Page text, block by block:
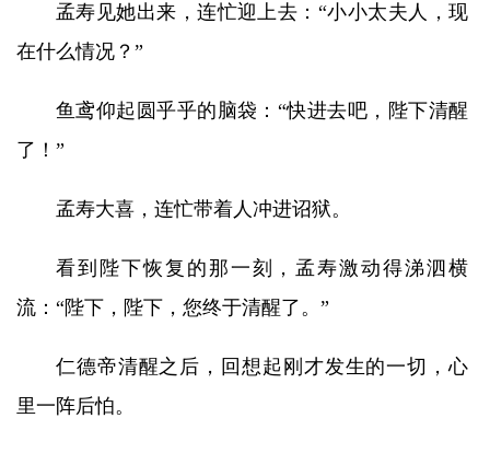
孟寿见她出来，连忙迎上去：“小小太夫人，现
在什么情况？”
鱼鸢仰起圆乎乎的脑袋：“快进去吧，陛下清醒
了！”
孟寿大喜，连忙带着人冲进诏狱。
看到陛下恢复的那一刻，孟寿激动得涕泗横
流：“陛下，陛下，您终于清醒了。”
仁德帝清醒之后，回想起刚才发生的一切，心
里一阵后怕。